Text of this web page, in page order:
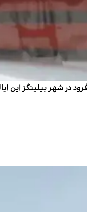
مسیر و فرود در شهر بیلینگز